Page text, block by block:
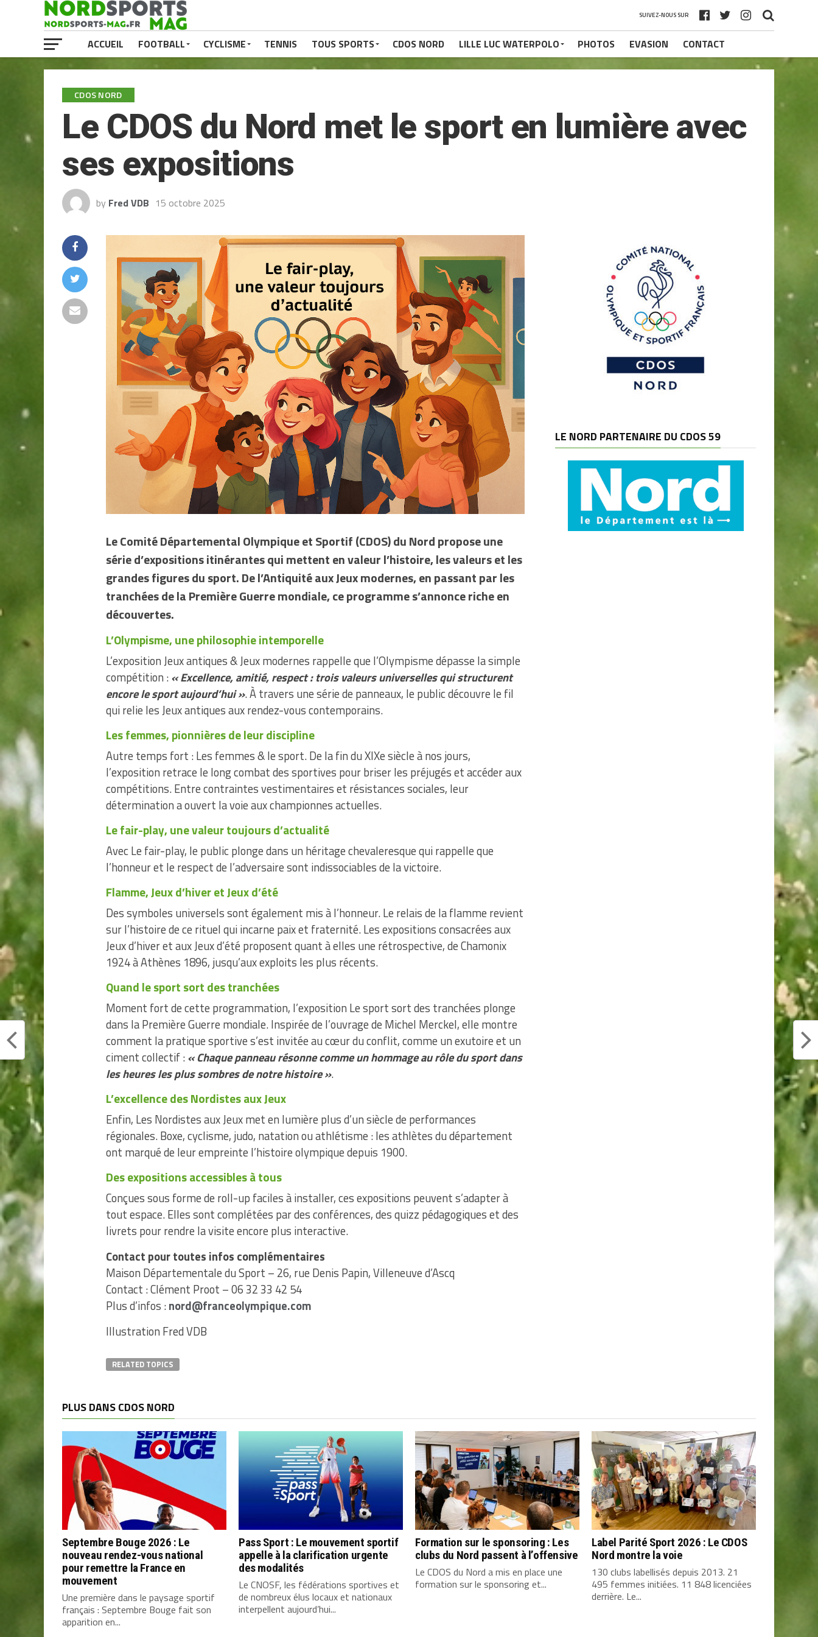
SUIVEZ-NOUS SUR
ACCUEIL FOOTBALL CYCLISME TENNIS TOUS SPORTS CDOS NORD LILLE LUC WATERPOLO PHOTOS EVASION CONTACT
CDOS NORD
Le CDOS du Nord met le sport en lumière avec
ses expositions
by Fred VDB 15 octobre 2025
Le Comité Départemental Olympique et Sportif (CDOS) du Nord propose une
série d’expositions itinérantes qui mettent en valeur l’histoire, les valeurs et les
grandes figures du sport. De l’Antiquité aux Jeux modernes, en passant par les
tranchées de la Première Guerre mondiale, ce programme s’annonce riche en
découvertes.
L’Olympisme, une philosophie intemporelle
L’exposition Jeux antiques & Jeux modernes rappelle que l’Olympisme dépasse la simple
compétition :« Excellence, amitié, respect : trois valeurs universelles qui structurent
encore le sport aujourd’hui ». À travers une série de panneaux, le public découvre le fil
qui relie les Jeux antiques aux rendez-vous contemporains.
Les femmes, pionnières de leur discipline
Autre temps fort : Les femmes & le sport. De la fin du XIXe siècle à nos jours,
l’exposition retrace le long combat des sportives pour briser les préjugés et accéder aux
compétitions. Entre contraintes vestimentaires et résistances sociales, leur
détermination a ouvert la voie aux championnes actuelles.
Le fair-play, une valeur toujours d’actualité
Avec Le fair-play, le public plonge dans un héritage chevaleresque qui rappelle que
l’honneur et le respect de l’adversaire sont indissociables de la victoire.
Flamme, Jeux d’hiver et Jeux d’été
Des symboles universels sont également mis à l’honneur. Le relais de la flamme revient
sur l’histoire de ce rituel qui incarne paix et fraternité. Les expositions consacrées aux
Jeux d’hiver et aux Jeux d’été proposent quant à elles une rétrospective, de Chamonix
1924 à Athènes 1896, jusqu’aux exploits les plus récents.
Quand le sport sort des tranchées
Moment fort de cette programmation, l’exposition Le sport sort des tranchées plonge
dans la Première Guerre mondiale. Inspirée de l’ouvrage de Michel Merckel, elle montre
comment la pratique sportive s’est invitée au cœur du conflit, comme un exutoire et un
ciment collectif :« Chaque panneau résonne comme un hommage au rôle du sport dans
les heures les plus sombres de notre histoire ».
L’excellence des Nordistes aux Jeux
Enfin, Les Nordistes aux Jeux met en lumière plus d’un siècle de performances
régionales. Boxe, cyclisme, judo, natation ou athlétisme : les athlètes du département
ont marqué de leur empreinte l’histoire olympique depuis 1900.
Des expositions accessibles à tous
Conçues sous forme de roll-up faciles à installer, ces expositions peuvent s’adapter à
tout espace. Elles sont complétées par des conférences, des quizz pédagogiques et des
livrets pour rendre la visite encore plus interactive.
Contact pour toutes infos complémentaires
Maison Départementale du Sport – 26, rue Denis Papin, Villeneuve d’Ascq
Contact : Clément Proot – 06 32 33 42 54
Plus d’infos :nord@franceolympique.com
Illustration Fred VDB
RELATED TOPICS
LE NORD PARTENAIRE DU CDOS 59
PLUS DANS CDOS NORD
Septembre Bouge 2026 : Le
nouveau rendez-vous national
pour remettre la France en
mouvement
Une première dans le paysage sportif
français : Septembre Bouge fait son
apparition en...
Pass Sport : Le mouvement sportif
appelle à la clarification urgente
des modalités
Le CNOSF, les fédérations sportives et
de nombreux élus locaux et nationaux
interpellent aujourd’hui...
Formation sur le sponsoring : Les
clubs du Nord passent à l’offensive
Le CDOS du Nord a mis en place une
formation sur le sponsoring et...
Label Parité Sport 2026 : Le CDOS
Nord montre la voie
130 clubs labellisés depuis 2013. 21
495 femmes initiées. 11 848 licenciées
derrière. Le...